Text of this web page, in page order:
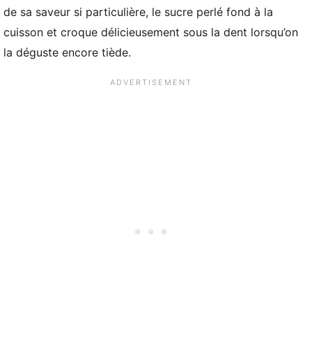
de sa saveur si particulière, le sucre perlé fond à la
cuisson et croque délicieusement sous la dent lorsqu’on
la déguste encore tiède.